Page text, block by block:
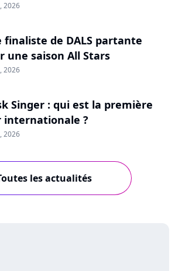
2026
finaliste de DALS partante
une saison All Stars
2026
Singer : qui est la première
internationale ?
2026
les actualités